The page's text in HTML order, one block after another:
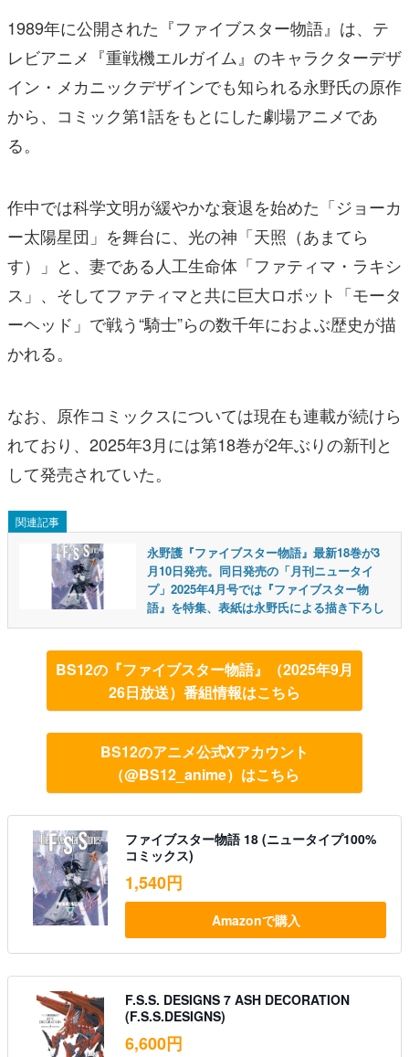
1989年に公開された『ファイブスター物語』は、テ
レビアニメ『重戦機エルガイム』のキャラクターデザ
イン・メカニックデザインでも知られる永野氏の原作
から、コミック第1話をもとにした劇場アニメであ
る。
作中では科学文明が緩やかな衰退を始めた「ジョーカ
ー太陽星団」を舞台に、光の神「天照（あまてら
す）」と、妻である人工生命体「ファティマ・ラキシ
ス」、そしてファティマと共に巨大ロボット「モータ
ーヘッド」で戦う“騎士”らの数千年におよぶ歴史が描
かれる。
なお、原作コミックスについては現在も連載が続けら
れており、2025年3月には第18巻が2年ぶりの新刊と
して発売されていた。
関連記事
永野護『ファイブスター物語』最新18巻が3
月10日発売。同日発売の「月刊ニュータイ
プ」2025年4月号では『ファイブスター物
語』を特集、表紙は永野氏による描き下ろし
BS12の『ファイブスター物語』（2025年9月
26日放送）番組情報はこちら
BS12のアニメ公式Xアカウント
（@BS12_anime）はこちら
ファイブスター物語 18 (ニュータイプ100%
コミックス)
1,540円
Amazonで購入
F.S.S. DESIGNS 7 ASH DECORATION
(F.S.S.DESIGNS)
6,600円